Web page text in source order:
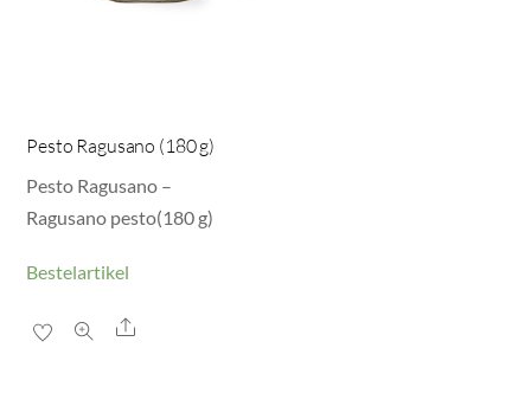
Pesto Ragusano (180 g)
Pesto Ragusano –
Ragusano pesto(180 g)
Bestelartikel
Share